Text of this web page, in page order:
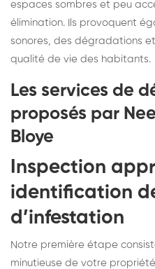
espaces sombres et peu
élimination. Ils provoquent
sonores, des dégradations
qualité de vie des habitants.
Les services de
proposés par
Bloye
Inspection
identification
d’infestation
Notre première étape
minutieuse de votre